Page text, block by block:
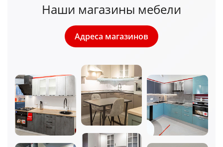
Наши магазины мебели
Адреса магазинов